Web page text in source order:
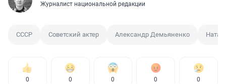
Журналист национальной редакции
СССР Советский актер Александр Демьяненко
0 0 0 0 0